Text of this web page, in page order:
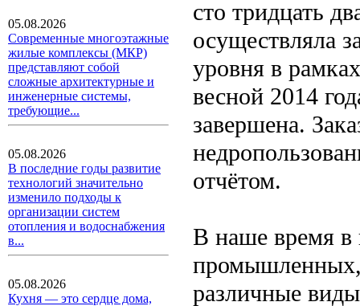
05.08.2026
Современные многоэтажные
жилые комплексы (МКР)
представляют собой
сложные архитектурные и
инженерные системы,
требующие...
05.08.2026
В последние годы развитие
технологий значительно
изменило подходы к
организации систем
отопления и водоснабжения
в...
05.08.2026
Кухня — это сердце дома,
сто тридцать
осуществляла
уровня в
весной 2014
завершена.
отчётом.
В наше время в
промышленных,
различные